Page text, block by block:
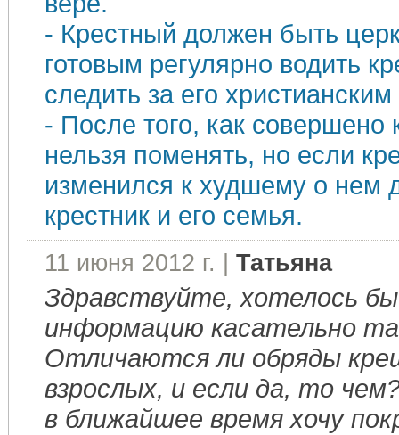
- Крестный должен быть
готовым регулярно водить
следить за его
- После того, как совершено
нельзя поменять, но если
изменился к худшему о нем
крестник и его семья.
11 июня 2012 г. | Татьяна
Здравствуйте, хотелось
информацию касательно
Отличаются ли обряды
взрослых, и если да, то
в ближайшее время хочу